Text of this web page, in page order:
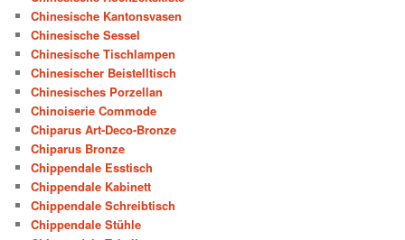
Chinesische Kantonsvasen
Chinesische Sessel
Chinesische Tischlampen
Chinesischer Beistelltisch
Chinesisches Porzellan
Chinoiserie Commode
Chiparus Art-Deco-Bronze
Chiparus Bronze
Chippendale Esstisch
Chippendale Kabinett
Chippendale Schreibtisch
Chippendale Stühle